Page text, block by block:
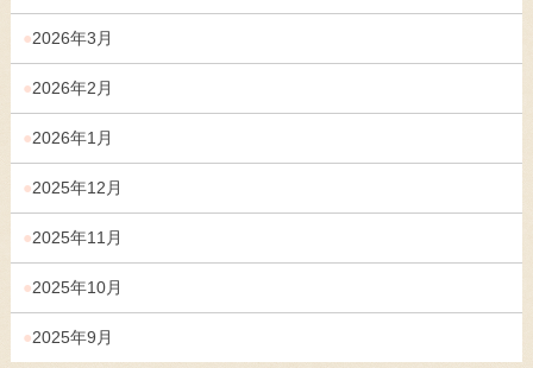
2026年3月
2026年2月
2026年1月
2025年12月
2025年11月
2025年10月
2025年9月